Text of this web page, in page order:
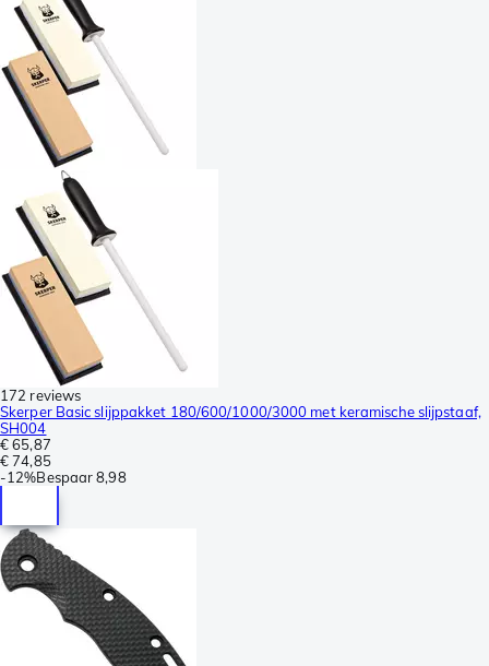
172 reviews
Skerper Basic slijppakket 180/600/1000/3000 met keramische slijpstaaf,
SH004
€ 65,87
€ 74,85
-12%Bespaar 8,98